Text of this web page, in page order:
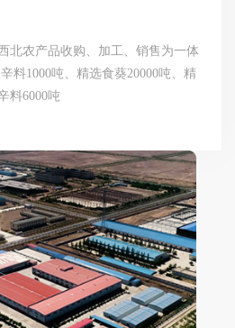
北农产品收购、加工、销售为一体
料1000吨、精选食葵20000吨、精
料6000吨